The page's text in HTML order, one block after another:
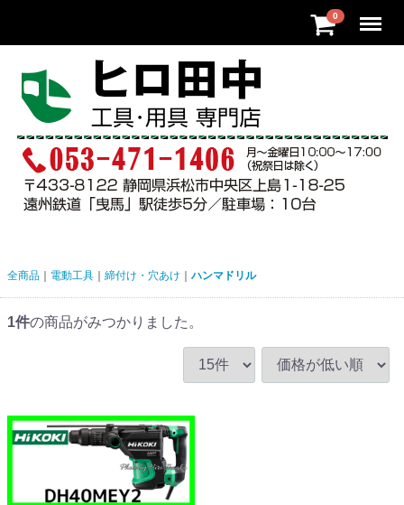
0 Menu
全商品 電動工具 締付け・穴あけ ハンマドリル
1件の商品がみつかりました。